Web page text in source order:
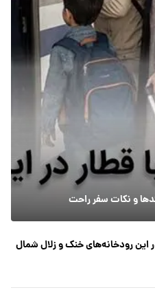
و نکات سفر راحت
این رودخانه‌های خنک و زلال شمال